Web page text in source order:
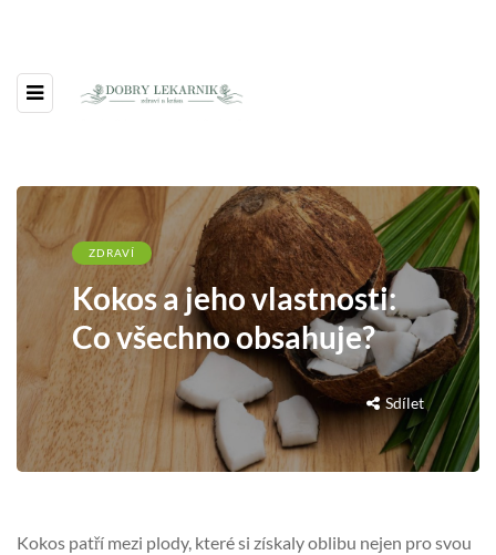
ZDRAVÍ
Kokos a jeho vlastnosti:
Co všechno obsahuje?
Sdílet
Kokos patří mezi plody, které si získaly oblibu nejen pro svou